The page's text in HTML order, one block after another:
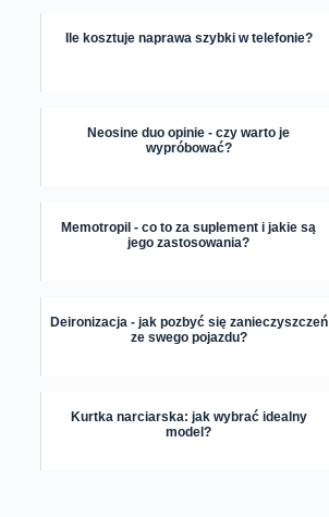
Ile kosztuje naprawa szybki w telefonie?
Neosine duo opinie - czy warto je
wypróbować?
Memotropil - co to za suplement i jakie są
jego zastosowania?
Deironizacja - jak pozbyć się zanieczyszczeń
ze swego pojazdu?
Kurtka narciarska: jak wybrać idealny
model?